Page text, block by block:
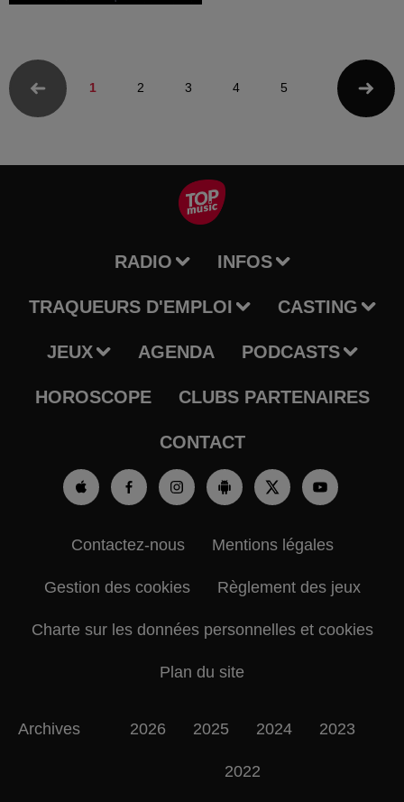
1 2 3 4 5
RADIO INFOS
TRAQUEURS D'EMPLOI CASTING
JEUX AGENDA PODCASTS
HOROSCOPE CLUBS PARTENAIRES
CONTACT
Contactez-nous Mentions légales
Gestion des cookies Règlement des jeux
Charte sur les données personnelles et cookies
Plan du site
Archives 2026 2025 2024 2023
2022